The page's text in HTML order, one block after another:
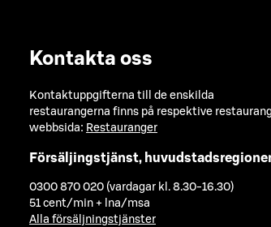
Kontakta oss
Kontaktuppgifterna till de enskilda
restaurangerna finns på respektive
webbsida: Restauranger
Försäljingstjänst,
0300 870 020 (vardagar kl. 8.30-16.30)
51 cent/min + lna/msa
Alla försäljningstjänster